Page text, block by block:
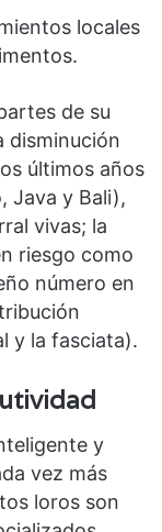
locales
de su
disminución
últimos años
Java y Bali),
vivas; la
riesgo como
número en
y la fasciata).
y
vez más
loros son